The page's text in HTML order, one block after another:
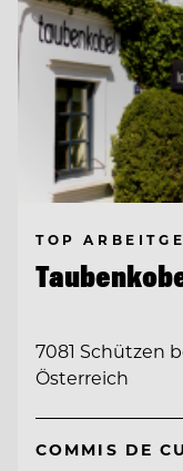
TOP
7081 Schützen
Österreich
COMMIS DE